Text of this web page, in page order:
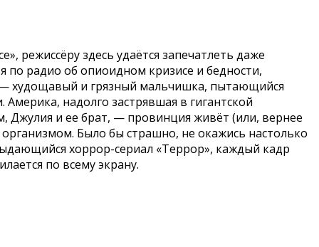
режиссёру здесь удаётся запечатлеть даже
радио об опиоидном кризисе и бедности,
— худощавый и грязный мальчишка, пытающийся
надолго застрявшая в гигантской
Джулия и ее брат, — провинция живёт (или, вернее
Было бы страшно, не окажись настолько
хоррор-сериал «Террор», каждый кадр
по всему экрану.